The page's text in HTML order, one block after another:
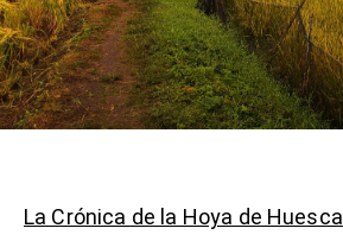
La Crónica de la Hoya de Huesca